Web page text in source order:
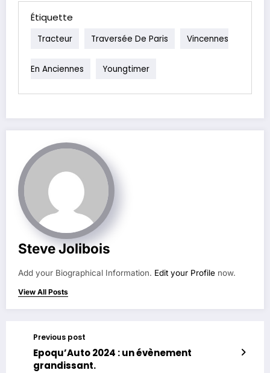
Étiquette
Tracteur Traversée De Paris Vincennes
En Anciennes Youngtimer
Steve Jolibois
Add your Biographical Information. Edit your Profile now.
View All Posts
Previous post
Epoqu’Auto 2024 : un évènement
grandissant.